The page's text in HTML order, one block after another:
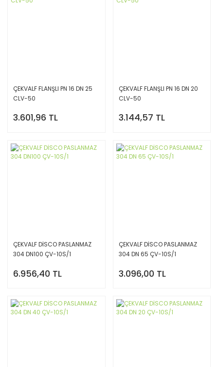
ÇEKVALF FLANŞLI PN 16 DN 25
CLV-50
3.601,96 TL
ÇEKVALF FLANŞLI PN 16 DN 20
CLV-50
3.144,57 TL
ÇEKVALF DİSCO PASLANMAZ
304 DN100 ÇV-10S/1
6.956,40 TL
ÇEKVALF DİSCO PASLANMAZ
304 DN 65 ÇV-10S/1
3.096,00 TL